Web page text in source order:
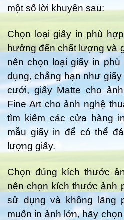
một số lời khuyên sau:
Chọn loại giấy in phù
hưởng đến chất lượng và
nên chọn loại giấy in
dụng, chẳng hạn như
cưới, giấy Matte cho
Fine Art cho ảnh nghệ
tìm kiếm các cửa hàng
mẫu giấy in để có thể
lượng giấy.
Chọn đúng kích thước
nên chọn kích thước ảnh
sử dụng và không lãng
muốn in ảnh lớn, hãy